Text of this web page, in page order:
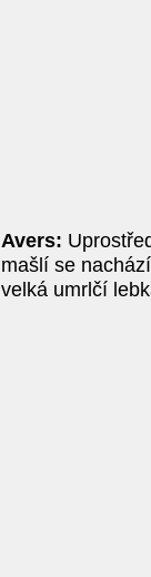
Avers:
mašlí se
velká umrlčí